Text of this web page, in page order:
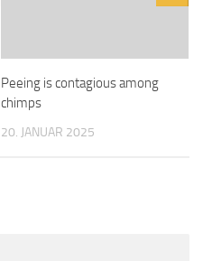
Peeing is contagious among
chimps
20. JANUAR 2025